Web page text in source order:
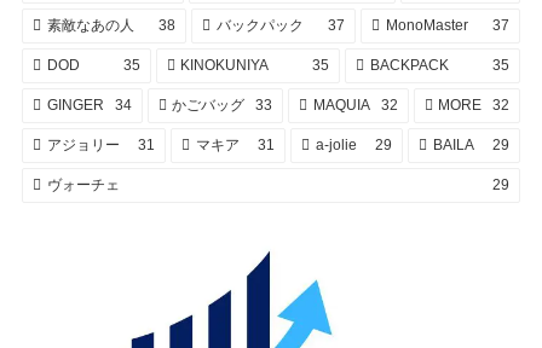
素敵なあの人 38 バックパック 37 MonoMaster 37
DOD 35 KINOKUNIYA 35 BACKPACK 35
GINGER 34 かごバッグ 33 MAQUIA 32 MORE 32
アジョリー 31 マキア 31 a-jolie 29 BAILA 29
ヴォーチェ 29